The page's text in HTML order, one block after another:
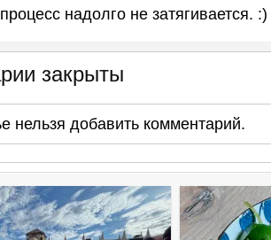
надолго не затягивается. :)
закрыты
нельзя добавить комментарий.